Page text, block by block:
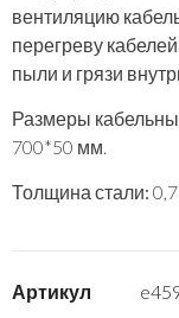
вентиляцию
перегреву
пыли и грязи
Размеры
700*50 мм.
Толщина стали:
Артикул